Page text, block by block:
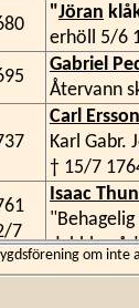
"Jöran
erhöll 5/6
Gabriel
Återvann
Carl Ersson
Karl Gabr.
† 15/7
7
Isaac
dubbla
Pehr
om inte